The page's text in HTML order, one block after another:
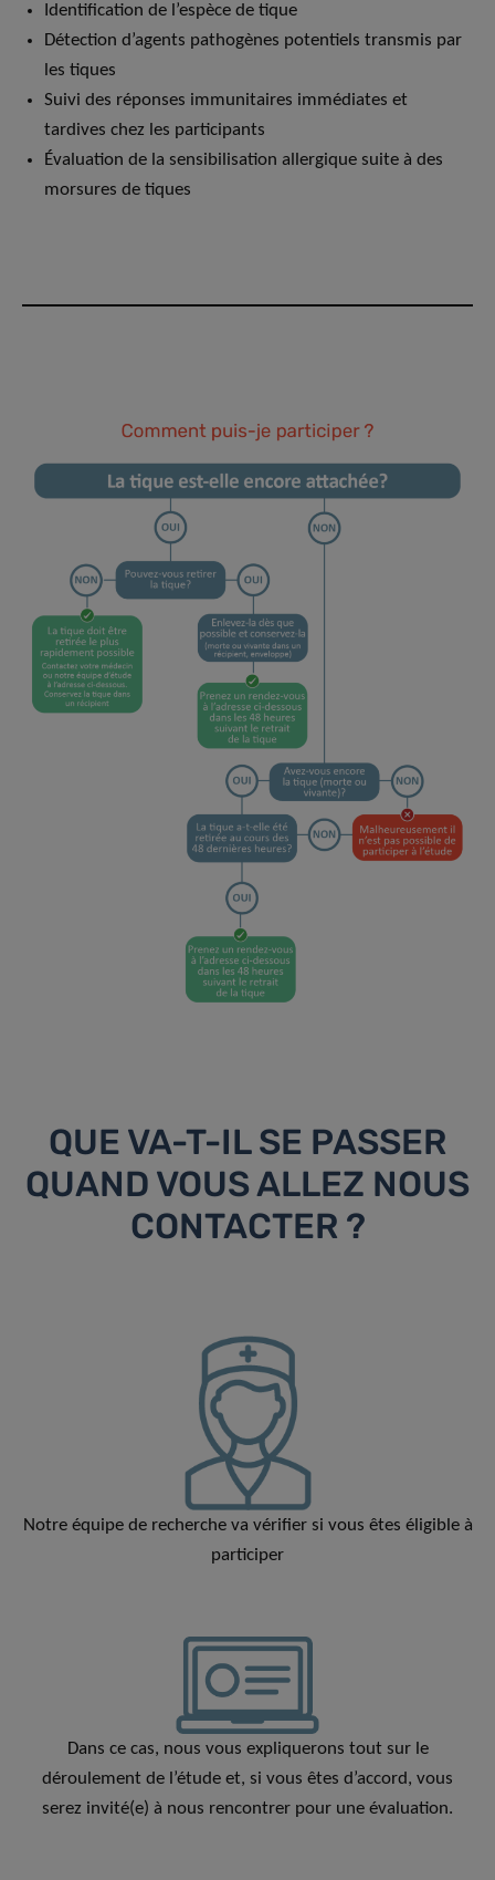
Identification de l’espèce de tique
Détection d’agents pathogènes potentiels transmis par
les tiques
Suivi des réponses immunitaires immédiates et
tardives chez les participants
Évaluation de la sensibilisation allergique suite à des
morsures de tiques
QUE VA-T-IL SE PASSER
QUAND VOUS ALLEZ NOUS
CONTACTER ?
Notre équipe de recherche va vérifier si vous êtes éligible à
participer
Dans ce cas, nous vous expliquerons tout sur le
déroulement de l’étude et, si vous êtes d’accord, vous
serez invité(e) à nous rencontrer pour une évaluation.